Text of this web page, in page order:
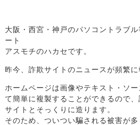
大阪・西宮・神戸のパソコントラブ
ート
アスモチのハカセです。
昨今、詐欺サイトのニュースが頻繁に
ホームページは画像やテキスト・ソ
て簡単に複製することができるので
サイトとそっくりに造ります。
そのため、ついつい騙される被害が多